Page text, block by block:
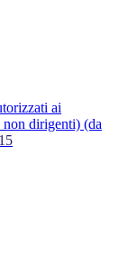
ai
dirigenti) (da
15